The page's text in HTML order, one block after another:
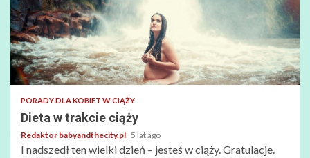
PORADY DLA KOBIET W CIĄŻY
Dieta w trakcie ciąży
Redaktor babyandthecity.pl 5 lat ago
I nadszedł ten wielki dzień – jesteś w ciąży. Gratulacje.